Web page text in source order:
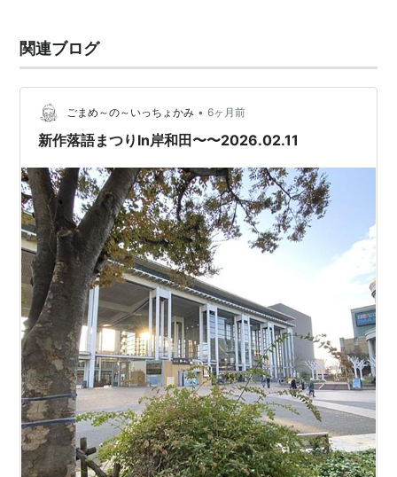
関連ブログ
ごまめ～の～いっちょかみ • 6ヶ月前
新作落語まつりIn岸和田〜〜2026.02.11